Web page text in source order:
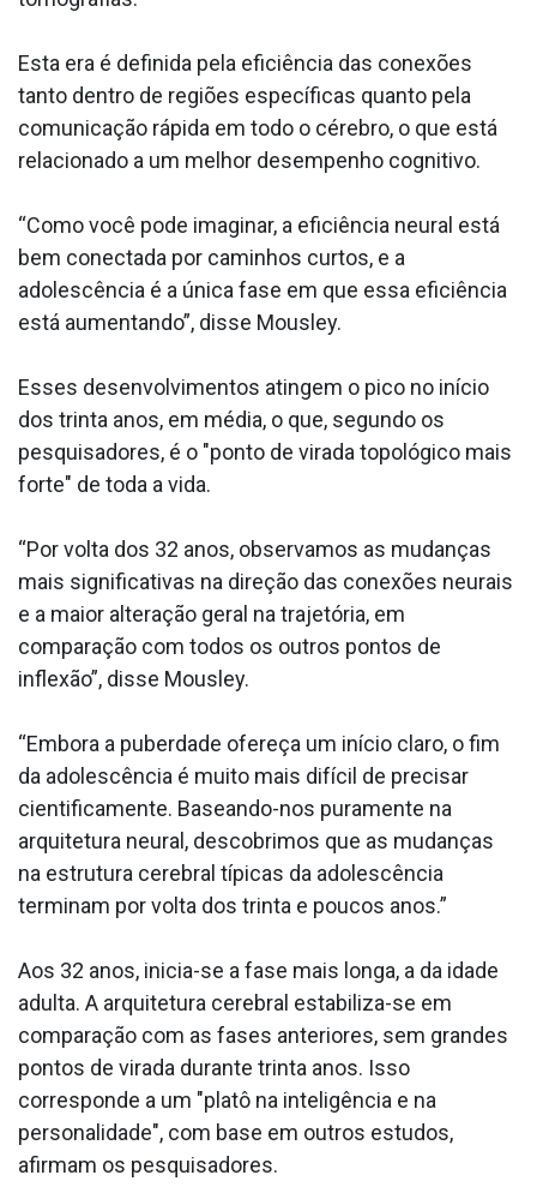
Esta era é definida pela eficiência das conexões
tanto dentro de regiões específicas quanto pela
comunicação rápida em todo o cérebro, o que está
relacionado a um melhor desempenho cognitivo.
“Como você pode imaginar, a eficiência neural está
bem conectada por caminhos curtos, e a
adolescência é a única fase em que essa eficiência
está aumentando”, disse Mousley.
Esses desenvolvimentos atingem o pico no início
dos trinta anos, em média, o que, segundo os
pesquisadores, é o "ponto de virada topológico mais
forte" de toda a vida.
“Por volta dos 32 anos, observamos as mudanças
mais significativas na direção das conexões neurais
e a maior alteração geral na trajetória, em
comparação com todos os outros pontos de
inflexão”, disse Mousley.
“Embora a puberdade ofereça um início claro, o fim
da adolescência é muito mais difícil de precisar
cientificamente. Baseando-nos puramente na
arquitetura neural, descobrimos que as mudanças
na estrutura cerebral típicas da adolescência
terminam por volta dos trinta e poucos anos.”
Aos 32 anos, inicia-se a fase mais longa, a da idade
adulta. A arquitetura cerebral estabiliza-se em
comparação com as fases anteriores, sem grandes
pontos de virada durante trinta anos. Isso
corresponde a um "platô na inteligência e na
personalidade", com base em outros estudos,
afirmam os pesquisadores.